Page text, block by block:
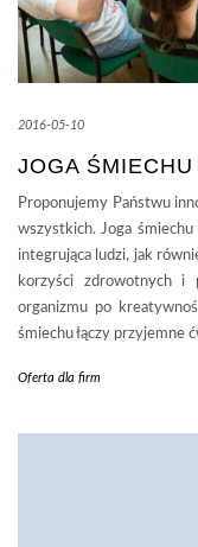
2016-05-10
JOGA
Proponujemy Państwu
wszystkich. Joga
integrująca ludzi, jak
korzyści zdrowotnych i
organizmu po
śmiechu łączy przyjemne
Oferta dla firm